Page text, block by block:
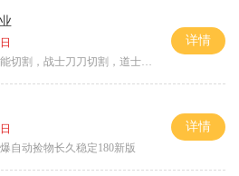
割，战士刀刀切割，道士宠物秒怪
详情
自动捡物长久稳定180新版
详情